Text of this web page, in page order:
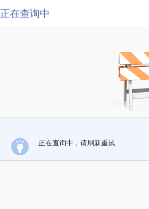
正在查询中
正在查询中，请刷新重试